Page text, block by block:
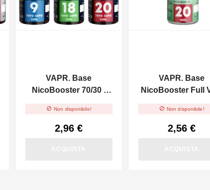
VAPR. Base
NicoBooster 70/30 -
 Non disponibile!
2,96 €
VAPR. Base
NicoBooster Full
 Non disponibile!
2,56 €